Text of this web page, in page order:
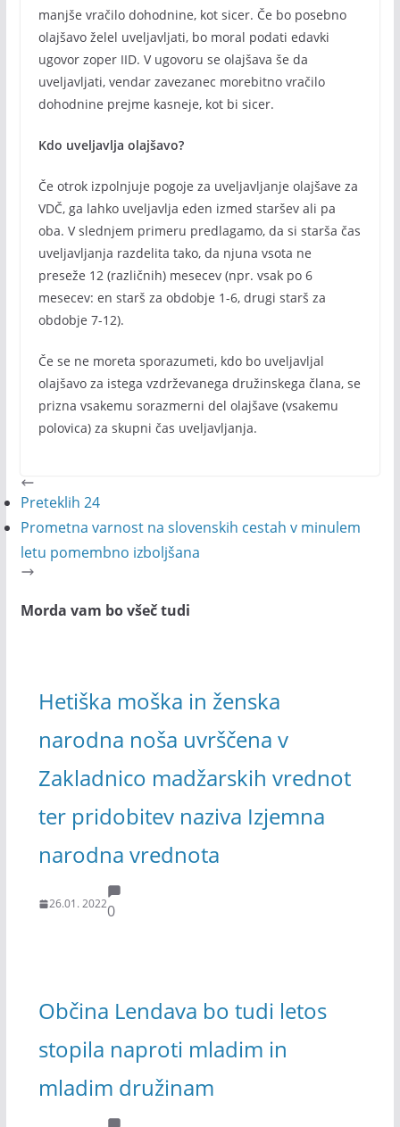
manjše vračilo dohodnine, kot sicer. Če bo posebno
olajšavo želel uveljavljati, bo moral podati edavki
ugovor zoper IID. V ugovoru se olajšava še da
uveljavljati, vendar zavezanec morebitno vračilo
dohodnine prejme kasneje, kot bi sicer.
Kdo uveljavlja olajšavo?
Če otrok izpolnjuje pogoje za uveljavljanje olajšave za
VDČ, ga lahko uveljavlja eden izmed staršev ali pa
oba. V slednjem primeru predlagamo, da si starša čas
uveljavljanja razdelita tako, da njuna vsota ne
preseže 12 (različnih) mesecev (npr. vsak po 6
mesecev: en starš za obdobje 1-6, drugi starš za
obdobje 7-12).
Če se ne moreta sporazumeti, kdo bo uveljavljal
olajšavo za istega vzdrževanega družinskega člana, se
prizna vsakemu sorazmerni del olajšave (vsakemu
polovica) za skupni čas uveljavljanja.
Preteklih 24
Prometna varnost na slovenskih cestah v minulem
letu pomembno izboljšana
Morda vam bo všeč tudi
Hetiška moška in ženska
narodna noša uvrščena v
Zakladnico madžarskih vrednot
ter pridobitev naziva Izjemna
narodna vrednota
26.01. 20220
Občina Lendava bo tudi letos
stopila naproti mladim in
mladim družinam